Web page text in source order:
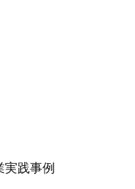
践事例